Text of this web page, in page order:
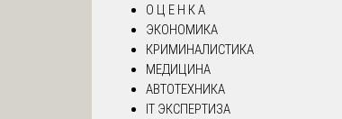
О Ц Е Н К А
ЭКОНОМИКА
КРИМИНАЛИСТИКА
МЕДИЦИНА
АВТОТЕХНИКА
IT ЭКСПЕРТИЗА